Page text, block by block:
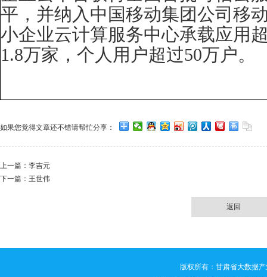
平，并纳入中国移动集团公司移
小企业云计算服务中心承载应用
1.8万家，个人用户超过50万户。
如果您觉得文章还不错请帮忙分享：
上一篇： 李吉元
下一篇： 王世伟
返回
版权所有：甘肃省大数据